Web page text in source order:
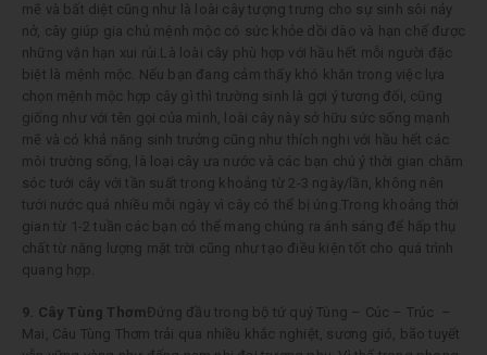
mẽ và bất diệt cũng như là loài cây tượng trưng cho sự sinh sôi nảy
nở, cây giúp gia chủ mệnh mộc có sức khỏe dồi dào và hạn chế được
những vận hạn xui rủi.Là loài cây phù hợp với hầu hết mỗi người đặc
biệt là mệnh mộc. Nếu bạn đang cảm thấy khó khăn trong việc lựa
chọn mệnh mộc hợp cây gì thì trường sinh là gợi ý tương đối, cũng
giống như với tên gọi của mình, loài cây này sở hữu sức sống mạnh
mẽ và có khả năng sinh trưởng cũng như thích nghi với hầu hết các
môi trường sống, là loại cây ưa nước và các bạn chú ý thời gian chăm
sóc tưới cây với tần suất trong khoảng từ 2-3 ngày/lần, không nên
tưới nước quá nhiều mỗi ngày vì cây có thể bị úng.Trong khoảng thời
gian từ 1-2 tuần các bạn có thể mang chúng ra ánh sáng để hấp thụ
chất từ năng lượng mặt trời cũng như tạo điều kiện tốt cho quá trình
quang hợp.
9. Cây Tùng Thơm Đứng đầu trong bộ tứ quý Tùng – Cúc – Trúc –
Mai, Câu Tùng Thơm trải qua nhiều khắc nghiệt, sương gió, bão tuyết